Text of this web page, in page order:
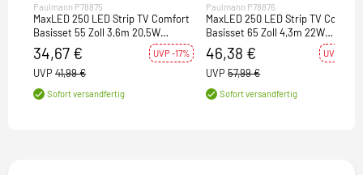
Paulmann P78875
MaxLED 250 LED Strip TV Comfort
Basisset 55 Zoll 3,6m 20,5W
277lm/m 30LEDs/m 3000K 24VA
34,67 € UVP -17%
UVP 41,99 €
Sofort versandfertig
Paulmann P78876
MaxLED 250 LED Strip TV Comfort
Basisset 65 Zoll 4,3m 22W
234lm/m 28LEDs/m 3000K 24VA
46,38 € UVP -20%
UVP 57,99 €
Sofort versandfertig